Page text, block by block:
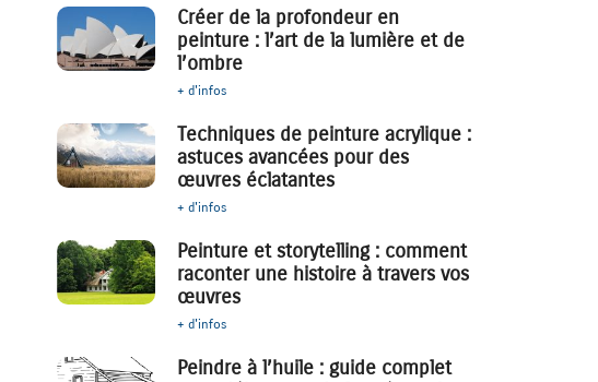
Créer de la profondeur en
peinture : l’art de la lumière et de
l’ombre
+ d'infos
Techniques de peinture acrylique :
astuces avancées pour des
œuvres éclatantes
+ d'infos
Peinture et storytelling : comment
raconter une histoire à travers vos
œuvres
+ d'infos
Peindre à l’huile : guide complet